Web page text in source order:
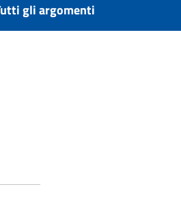
gli argomenti